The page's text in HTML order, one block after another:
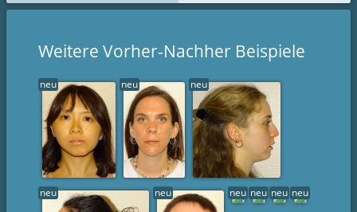
Weitere Vorher-Nachher Beispiele
neu neu neu
neu neu neu neu neu neu